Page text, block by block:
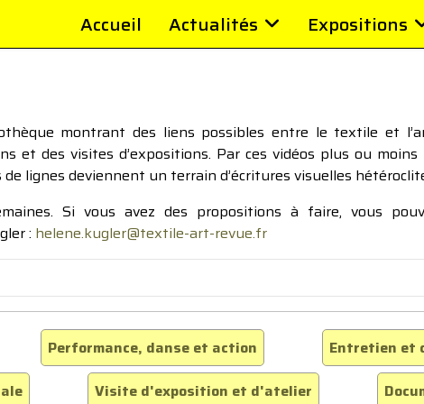
Accueil Actualités Expositions
montrant des liens possibles entre le textile et
et des visites d’expositions. Par ces vidéos plus ou
lignes deviennent un terrain d’écritures visuelles
Si vous avez des propositions à faire, vous
: helene.kugler@textile-art-revue.fr
Performance, danse et action
Entretien et
Visite d'exposition et d'atelier